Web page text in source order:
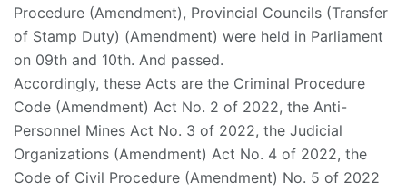
Procedure (Amendment), Provincial Councils (Transfer
of Stamp Duty) (Amendment) were held in Parliament
on 09th and 10th. And passed.
Accordingly, these Acts are the Criminal Procedure
Code (Amendment) Act No. 2 of 2022, the Anti-
Personnel Mines Act No. 3 of 2022, the Judicial
Organizations (Amendment) Act No. 4 of 2022, the
Code of Civil Procedure (Amendment) No. 5 of 2022